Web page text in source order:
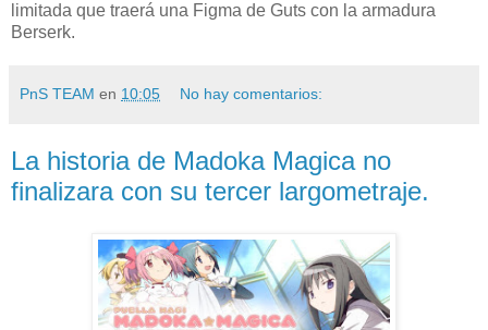
limitada que traerá una Figma de Guts con la armadura
Berserk.
PnS TEAM en 10:05 No hay comentarios:
La historia de Madoka Magica no
finalizara con su tercer largometraje.